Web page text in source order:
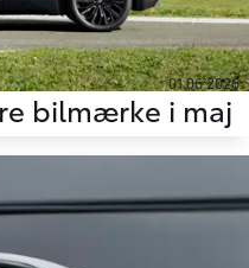
01.06.2026
bilmærke i maj